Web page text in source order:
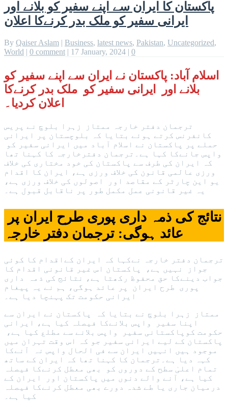
پاکستان کا ایران سے اپنے سفیر کو بلانے اور
ایرانی سفیر کو ملک بدر کرنےکا اعلان
By Qaiser Aslam | Business, latest news, Pakistan, Uncategorized,
World | 0 comment | 17 January, 2024 | 0
اسلام آباد: پاکستان نے ایران سے اپنے سفیر کو
بلانے اور ایرانی سفیر کو ملک بدر کرنےکا
اعلان کردیا۔
ترجمان دفتر خارجہ ممتاز زہرا بلوچ نے پریس
کانفرنس کرتے ہوئے بتایا کہ بلوچستان پر ایرانی
حملے پر پاکستان نے اسلام آباد میں ایرانی سفیر کو
واپس جانےکا کہا ہے۔ترجمان دفترخارجہ کا کہنا تھا
کہ ایران کی طرف سے پاکستان کی خود مختاری کی خلاف
ورزی عالمی قانون کی خلاف ورزی ہے، ایران کا اقدام
یو این چارٹر کے مقاصد اور اصولوں کی خلاف ورزی ہے،
یہ غیر قانونی عمل مکمل طور پر ناقابل قبول ہے۔
عائد ہوگی: ترجمان دفتر خارجہ
ترجمان دفتر خارجہ نےکہا کہ ایران کےاقدام کا کوئی
جواز نہیں ہے، پاکستان اس غیر قانونی اقدام کا
جواب دینےکا حق محفوظ رکھتا ہے، نتائج کی ذمہ داری
پوری طرح ایران پر عائد ہوگی، ہم نے یہ پیغام
ایرانی حکومت تک پہنچا دیا ہے۔
ممتاز زہرا بلوچ نے بتایا کہ پاکستان نے ایران سے
اپنا سفیر واپس بلانےکا فیصلہ کیا ہے، ایرانی
حکومت کوپاکستانی سفیر واپس بلانے سے مطلع کیا ہے،
پاکستان کے لیے ایرانی سفیر جو کہ اس وقت تہران میں
موجود ہیں انہیں ایران سے فی الحال واپس نہ آنےکا
کہہ دیا ہے۔ترجمان کا کہنا تھا کہ ایران کے ساتھ
تمام اعلیٰ سطح کے دوروں کو بھی معطل کرنےکا فیصلہ
کیا ہے، آنے والے دنوں میں پاکستان اور ایران کے
درمیان جاری یا طے شدہ دورے بھی معطل کرنےکا فیصلہ
کیا ہے۔